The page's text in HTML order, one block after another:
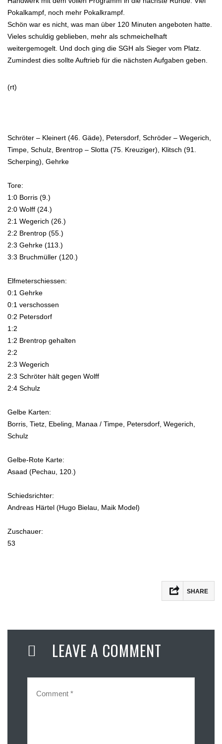
Pokalkampf, noch mehr Pokalkrampf.
Schön war es nicht, was man über 120 Minuten angeboten hatte.
Vieles schuldig geblieben, mehr als schmeichelhaft
weitergemogelt. Und doch ging die SGH als Sieger vom Platz.
Zumindest dies sollte Auftrieb für die nächsten Aufgaben geben.
(rt)
Schröter – Kleinert (46. Gäde), Petersdorf, Schröder – Wegerich,
Timpe, Schulz, Brentrop – Slotta (75. Kreuziger), Klitsch (91.
Scherping), Gehrke
Tore:
1:0 Borris (9.)
2:0 Wolff (24.)
2:1 Wegerich (26.)
2:2 Brentrop (55.)
2:3 Gehrke (113.)
3:3 Bruchmüller (120.)
Elfmeterschiessen:
0:1 Gehrke
0:1 verschossen
0:2 Petersdorf
1:2
1:2 Brentrop gehalten
2:2
2:3 Wegerich
2:3 Schröter hält gegen Wolff
2:4 Schulz
Gelbe Karten:
Borris, Tietz, Ebeling, Manaa / Timpe, Petersdorf, Wegerich,
Schulz
Gelbe-Rote Karte:
Asaad (Pechau, 120.)
Schiedsrichter:
Andreas Härtel (Hugo Bielau, Maik Model)
Zuschauer:
53
SHARE
LEAVE A COMMENT